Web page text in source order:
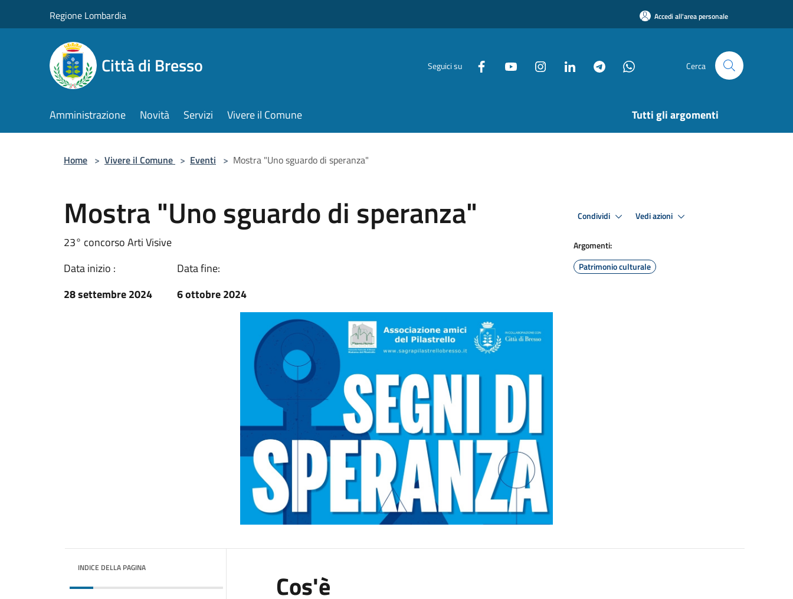
Regione Lombardia Accedi all'area personale
Città di Bresso Seguici su Cerca
Amministrazione Novità Servizi Vivere il Comune Tutti gli argomenti
Home > Vivere il Comune > Eventi > Mostra "Uno sguardo di speranza"
Mostra "Uno sguardo di speranza"
23° concorso Arti Visive
Data inizio :
28 settembre 2024
Data fine:
6 ottobre 2024
Condividi Vedi azioni
Argomenti:
Patrimonio culturale
INDICE DELLA PAGINA
Cos'è